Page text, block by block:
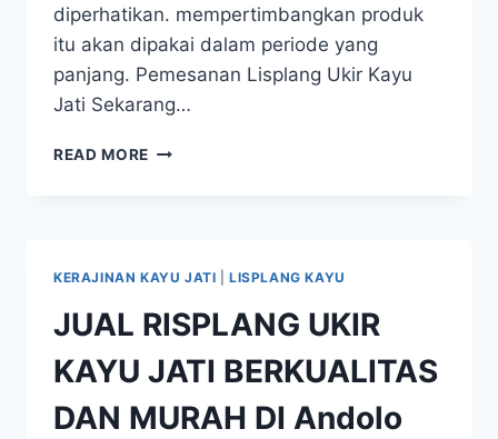
diperhatikan. mempertimbangkan produk
itu akan dipakai dalam periode yang
panjang. Pemesanan Lisplang Ukir Kayu
Jati Sekarang…
READ MORE
KERAJINAN KAYU JATI |LISPLANG KAYU
JUAL RISPLANG UKIR
KAYU JATI BERKUALITAS
DAN MURAH DI Andolo